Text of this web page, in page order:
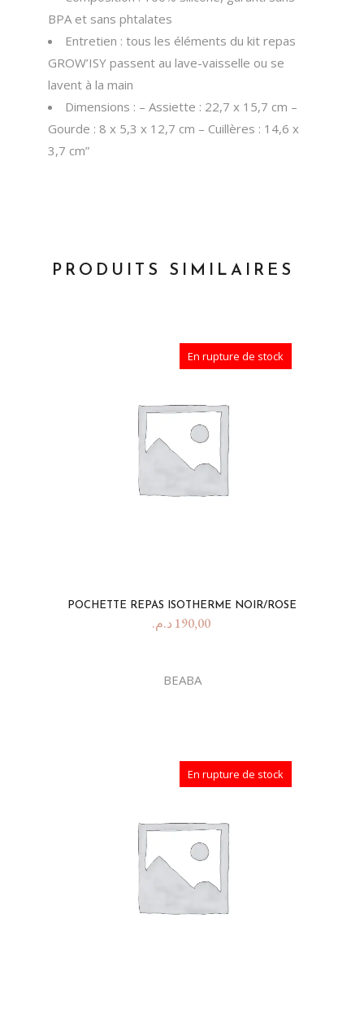
BPA et sans phtalates
Entretien : tous les éléments du kit repas
GROW’ISY passent au lave-vaisselle ou se
lavent à la main
Dimensions : – Assiette : 22,7 x 15,7 cm –
Gourde : 8 x 5,3 x 12,7 cm – Cuillères : 14,6 x
3,7 cm”
PRODUITS SIMILAIRES
En rupture de stock
POCHETTE REPAS ISOTHERME NOIR/ROSE
190,00 د.م.
BEABA
En rupture de stock